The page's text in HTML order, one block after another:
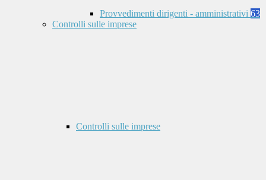
Provvedimenti dirigenti - amministrativi 63
Controlli sulle imprese
Controlli sulle imprese